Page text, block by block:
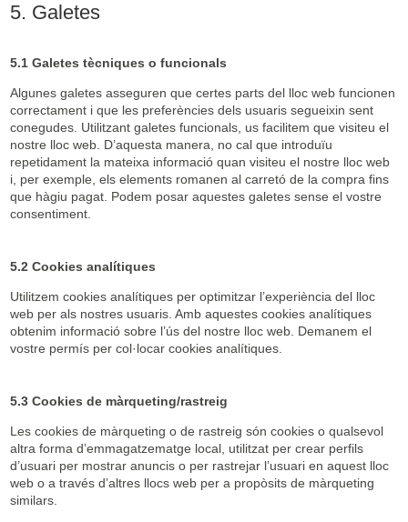
5. Galetes
5.1 Galetes tècniques o funcionals
Algunes galetes asseguren que certes parts del lloc web funcionen
correctament i que les preferències dels usuaris segueixin sent
conegudes. Utilitzant galetes funcionals, us facilitem que visiteu el
nostre lloc web. D’aquesta manera, no cal que introduïu
repetidament la mateixa informació quan visiteu el nostre lloc web
i, per exemple, els elements romanen al carretó de la compra fins
que hàgiu pagat. Podem posar aquestes galetes sense el vostre
consentiment.
5.2 Cookies analítiques
Utilitzem cookies analítiques per optimitzar l’experiència del lloc
web per als nostres usuaris. Amb aquestes cookies analítiques
obtenim informació sobre l’ús del nostre lloc web. Demanem el
vostre permís per col·locar cookies analítiques.
5.3 Cookies de màrqueting/rastreig
Les cookies de màrqueting o de rastreig són cookies o qualsevol
altra forma d’emmagatzematge local, utilitzat per crear perfils
d’usuari per mostrar anuncis o per rastrejar l’usuari en aquest lloc
web o a través d’altres llocs web per a propòsits de màrqueting
similars.